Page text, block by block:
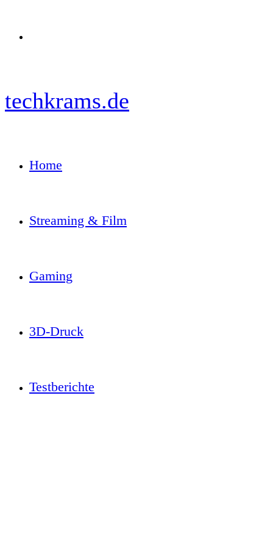
techkrams.de
Home
Streaming & Film
Gaming
3D-Druck
Testberichte